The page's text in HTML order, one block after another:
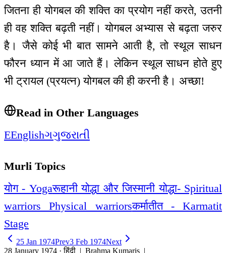
जितना ही योगबल की शक्ति का प्रयोग नहीं करते, उतनी
ही वह शक्ति बढ़ती नहीं। योगबल अभ्यास से बढ़ता जरुर
है। जैसे कोई भी बात सामने आती है, तो स्थूल साधन
फौरन ध्यान में आ जाते हैं। लेकिन स्थूल साधन होते हुए
भी ट्रायल (प्रयत्न) योगबल की ही करनी है। अच्छा!
Read in Other Languages
EEnglishગગુજરાતી
Murli Topics
योग - Yogaरूहानी योद्धा और जिस्मानी योद्धा- Spiritual
warriors Physical warriorsकर्मातीत - Karmatit
Stage
25 Jan 1974Prev3 Feb 1974Next
28 January 1974 · हिंदी | Brahma Kumaris |